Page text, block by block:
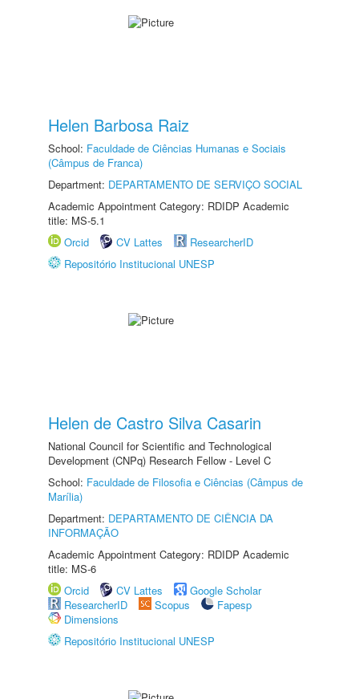
Helen Barbosa Raiz
School: Faculdade de Ciências Humanas e Sociais
(Câmpus de Franca)
Department: DEPARTAMENTO DE SERVIÇO SOCIAL
Academic Appointment Category: RDIDP Academic
title: MS-5.1
Orcid
CV Lattes
ResearcherID
Repositório Institucional UNESP
Helen de Castro Silva Casarin
National Council for Scientific and Technological
Development (CNPq) Research Fellow - Level C
School: Faculdade de Filosofia e Ciências (Câmpus de
Marília)
Department: DEPARTAMENTO DE CIÊNCIA DA
INFORMAÇÃO
Academic Appointment Category: RDIDP Academic
title: MS-6
Orcid
CV Lattes
Google Scholar
ResearcherID
Scopus
Fapesp
Dimensions
Repositório Institucional UNESP